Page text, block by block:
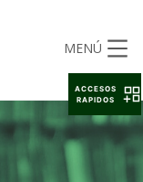
MENÚ
ACCESOS
RAPIDOS